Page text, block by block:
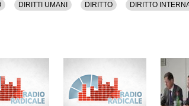
all'Università di
11:55 Durata: 51 min
ANTON GIULIO
DIRITTI UMANI DIRITTO DIRITTO